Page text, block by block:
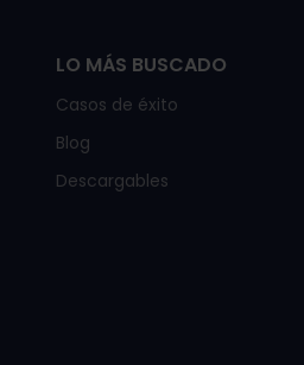
LO MÁS BUSCADO
Casos de éxito
Blog
Descargables